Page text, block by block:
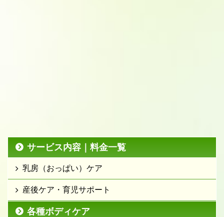
サービス内容｜料金一覧
乳房（おっぱい）ケア
産後ケア・育児サポート
各種ボディケア